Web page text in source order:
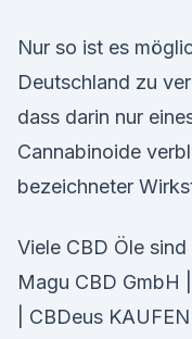
Nur so ist es
Deutschland zu
dass darin nur
Cannabinoide
bezeichneter
Viele CBD Öle
Magu CBD GmbH
| CBDeus